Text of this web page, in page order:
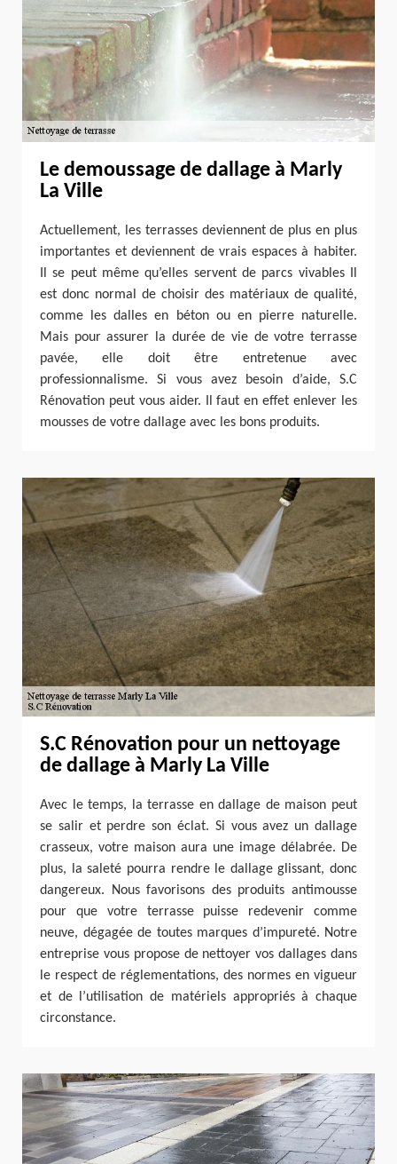
Le demoussage de dallage à Marly
La Ville
Actuellement, les terrasses deviennent de plus en plus
importantes et deviennent de vrais espaces à habiter.
Il se peut même qu’elles servent de parcs vivables Il
est donc normal de choisir des matériaux de qualité,
comme les dalles en béton ou en pierre naturelle.
Mais pour assurer la durée de vie de votre terrasse
pavée, elle doit être entretenue avec
professionnalisme. Si vous avez besoin d’aide, S.C
Rénovation peut vous aider. Il faut en effet enlever les
mousses de votre dallage avec les bons produits.
S.C Rénovation pour un nettoyage
de dallage à Marly La Ville
Avec le temps, la terrasse en dallage de maison peut
se salir et perdre son éclat. Si vous avez un dallage
crasseux, votre maison aura une image délabrée. De
plus, la saleté pourra rendre le dallage glissant, donc
dangereux. Nous favorisons des produits antimousse
pour que votre terrasse puisse redevenir comme
neuve, dégagée de toutes marques d’impureté. Notre
entreprise vous propose de nettoyer vos dallages dans
le respect de réglementations, des normes en vigueur
et de l’utilisation de matériels appropriés à chaque
circonstance.